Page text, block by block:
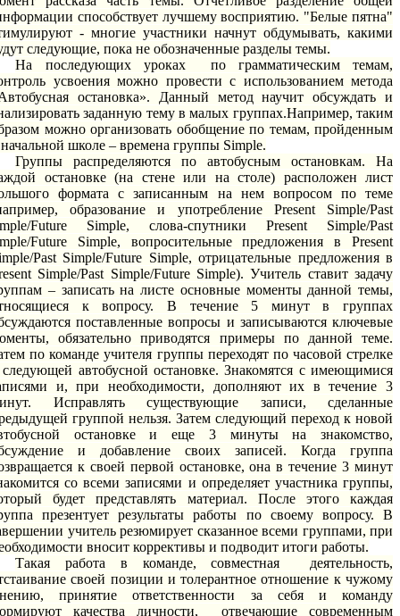
способствует лучшему восприятию. "Белые пятна"
- многие участники начнут обдумывать, какими
следующие, пока не обозначенные разделы темы.
На последующих уроках по грамматическим темам,
усвоения можно провести с использованием метода
остановка». Данный метод научит обсуждать и
заданную тему в малых группах.Например, таким
можно организовать обобщение по темам, пройденным
школе – времена группы Simple.
Группы распределяются по автобусным остановкам. На
остановке (на стене или на столе) расположен лист
формата с записанным на нем вопросом по теме
образование и употребление Present Simple/Past
Future Simple, слова-спутники Present Simple/Past
Future Simple, вопросительные предложения в Present
Past Simple/Future Simple, отрицательные предложения в
Simple/Past Simple/Future Simple). Учитель ставит задачу
– записать на листе основные моменты данной темы,
к вопросу. В течение 5 минут в группах
поставленные вопросы и записываются ключевые
обязательно приводятся примеры по данной теме.
по команде учителя группы переходят по часовой стрелке
автобусной остановке. Знакомятся с имеющимися
и, при необходимости, дополняют их в течение 3
Исправлять существующие записи, сделанные
группой нельзя. Затем следующий переход к новой
остановке и еще 3 минуты на знакомство,
и добавление своих записей. Когда группа
к своей первой остановке, она в течение 3 минут
со всеми записями и определяет участника группы,
будет представлять материал. После этого каждая
презентует результаты работы по своему вопросу. В
учитель резюмирует сказанное всеми группами, при
вносит коррективы и подводит итоги работы.
Такая работа в команде, совместная деятельность,
своей позиции и толерантное отношение к чужому
принятие ответственности за себя и команду
качества личности, отвечающие современным